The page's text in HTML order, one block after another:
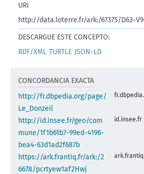
URI
http://data.loterre.fr/ark:/67375/D63-
DESCARGUE ESTE CONCEPTO:
RDF/XML TURTLE JSON-LD
CONCORDANCIA EXACTA
http://fr.dbpedia.org/page/
Le_Donzeil
http://id.insee.fr/geo/com
mune/1f1b61b7-99ed-4196-
bea4-63d1ad2f687b
id.insee.fr
https://ark.frantiq.fr/ark:/2
6678/pcrtyew1af2Hwj